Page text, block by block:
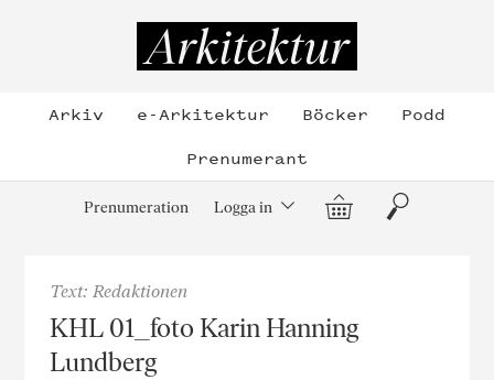
Arkiv e-Arkitektur Böcker
Podd
Prenumerant
Prenumeration Logga in Varukorg
Sök
Text: Redaktionen
KHL 01_foto Karin Hanning
Lundberg